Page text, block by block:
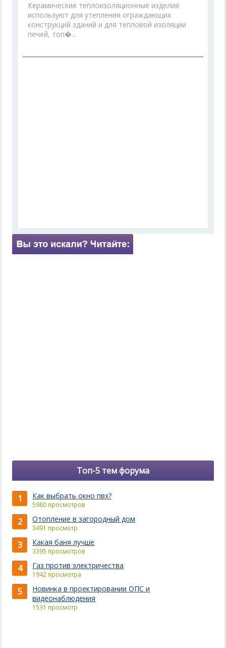
Керамические теплоизоляционные изделия
используют для утепления ограждающих
конструкций зданий и для тепловой изоляции
печей, топ�...
Топ-5 тем форума
1 Как выбрать окно пвх?
5980 просмотров
2 Отопление в загородный дом
3491 просмотр
3 Какая баня лучше
3395 просмотров
4 Газ против электричества
1942 просмотра
5
Новинка в проектировании ОПС и
видеонаблюдения
1531 просмотр